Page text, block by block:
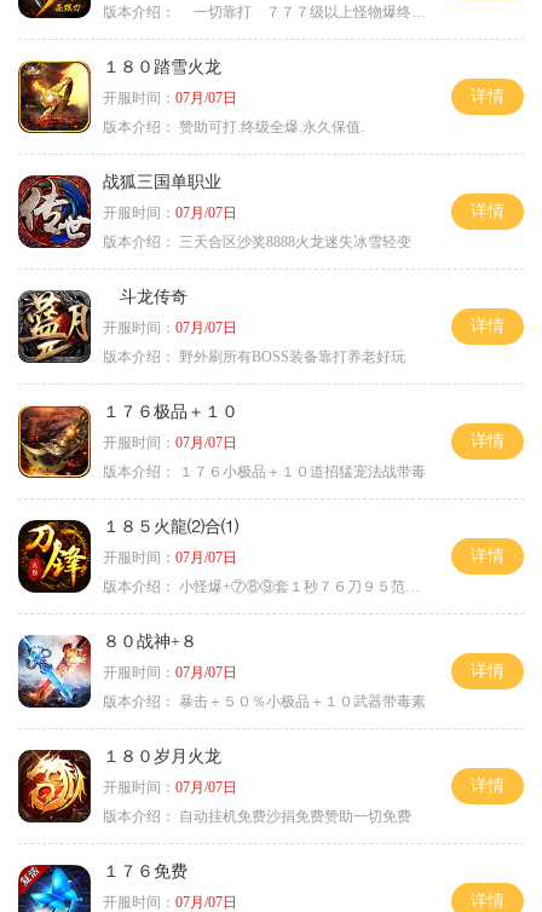
版本介绍：
一切靠打 ７７７级以上怪物爆终极
１８０踏雪火龙
开服时间： 07月/07日
版本介绍： 赞助可打.终级全爆.永久保值.
详情
战狐三国单职业
开服时间： 07月/07日
版本介绍：
三天合区沙奖8888火龙迷失冰雪轻变
详情
斗龙传奇
开服时间： 07月/07日
版本介绍：
野外刷所有BOSS装备靠打养老好玩
详情
１７６极品＋１０
开服时间： 07月/07日
版本介绍：
１７６小极品＋１０道招猛宠法战带毒
详情
１８５火龍⑵合⑴
开服时间： 07月/07日
版本介绍： 小怪爆+⑦⑧⑨套１秒７６刀９５范围捡
详情
８０战神+８
开服时间： 07月/07日
版本介绍： 暴击＋５０％小极品＋１０武器带毒素
详情
１８０岁月火龙
开服时间： 07月/07日
版本介绍：
自动挂机免费沙捐免费赞助一切免费
详情
１７６免费
开服时间： 07月/07日
详情